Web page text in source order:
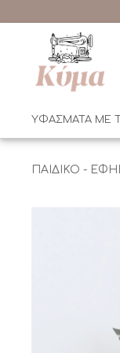
ΥΦΑΣΜΑΤΑ ΜΕ
ΠΑΙΔΙΚΟ -